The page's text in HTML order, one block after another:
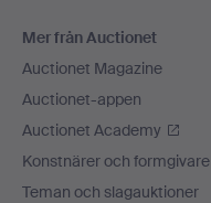
Mer från Auctionet
Auctionet Magazine
Auctionet-appen
Auctionet Academy
Konstnärer och formgivare
Teman och slagauktioner